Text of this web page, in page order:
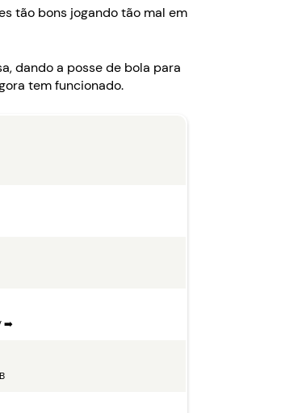
tão bons jogando tão mal em
dando a posse de bola para
tem funcionado.
➡️